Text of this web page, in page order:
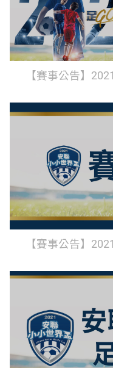
【賽事公告】
【賽事公告】